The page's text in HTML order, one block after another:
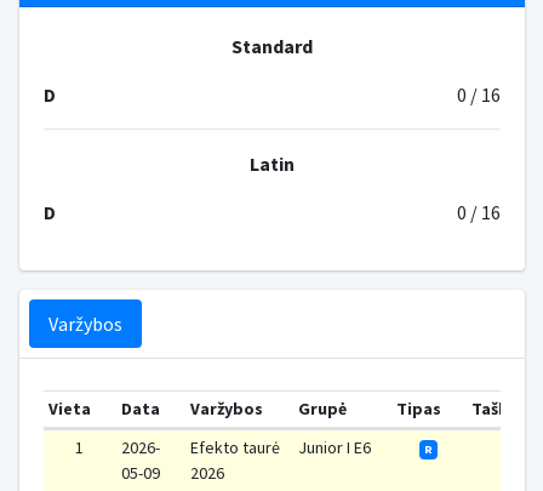
Standard
D
0 / 16
Latin
D
0 / 16
Varžybos
Vieta Data Varžybos Grupė Tipas
Taškai
1
2026-
05-09
Efekto taurė
2026
Junior I E6 R